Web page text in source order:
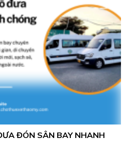
ĐÓN SÂN BAY NHANH